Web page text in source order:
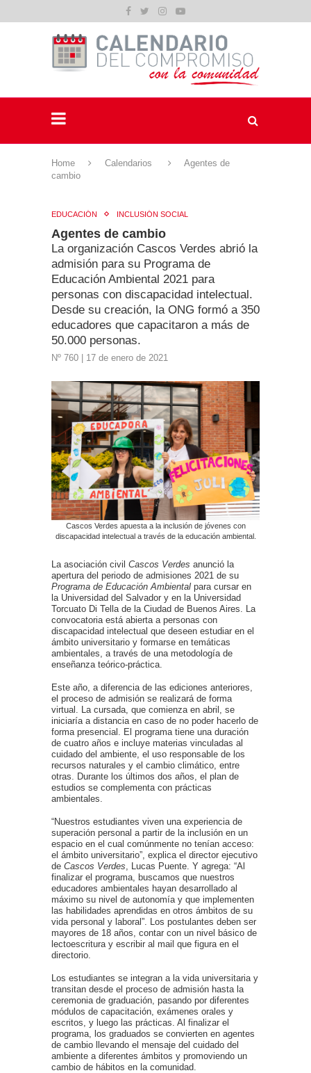
Home Calendarios
Agentes de
cambio
EDUCACIÓN INCLUSIÓN SOCIAL
Agentes de cambio
La organización Cascos Verdes abrió la
admisión para su Programa de
Educación Ambiental 2021 para
personas con discapacidad intelectual.
Desde su creación, la ONG formó a 350
educadores que capacitaron a más de
50.000 personas.
Nº 760 | 17 de enero de 2021
Cascos Verdes apuesta a la inclusión de jóvenes con
discapacidad intelectual a través de la educación ambiental.
La asociación civil Cascos Verdes anunció la
apertura del periodo de admisiones 2021 de su
Programa de Educación Ambiental para cursar en
la Universidad del Salvador y en la Universidad
Torcuato Di Tella de la Ciudad de Buenos Aires. La
convocatoria está abierta a personas con
discapacidad intelectual que deseen estudiar en el
ámbito universitario y formarse en temáticas
ambientales, a través de una metodología de
enseñanza teórico-práctica.
Este año, a diferencia de las ediciones anteriores,
el proceso de admisión se realizará de forma
virtual. La cursada, que comienza en abril, se
iniciaría a distancia en caso de no poder hacerlo de
forma presencial. El programa tiene una duración
de cuatro años e incluye materias vinculadas al
cuidado del ambiente, el uso responsable de los
recursos naturales y el cambio climático, entre
otras. Durante los últimos dos años, el plan de
estudios se complementa con prácticas
ambientales.
“Nuestros estudiantes viven una experiencia de
superación personal a partir de la inclusión en un
espacio en el cual comúnmente no tenían acceso:
el ámbito universitario”, explica el director ejecutivo
de Cascos Verdes , Lucas Puente. Y agrega: “Al
finalizar el programa, buscamos que nuestros
educadores ambientales hayan desarrollado al
máximo su nivel de autonomía y que implementen
las habilidades aprendidas en otros ámbitos de su
vida personal y laboral”. Los postulantes deben ser
mayores de 18 años, contar con un nivel básico de
lectoescritura y escribir al mail que figura en el
directorio.
Los estudiantes se integran a la vida universitaria y
transitan desde el proceso de admisión hasta la
ceremonia de graduación, pasando por diferentes
módulos de capacitación, exámenes orales y
escritos, y luego las prácticas. Al finalizar el
programa, los graduados se convierten en agentes
de cambio llevando el mensaje del cuidado del
ambiente a diferentes ámbitos y promoviendo un
cambio de hábitos en la comunidad.